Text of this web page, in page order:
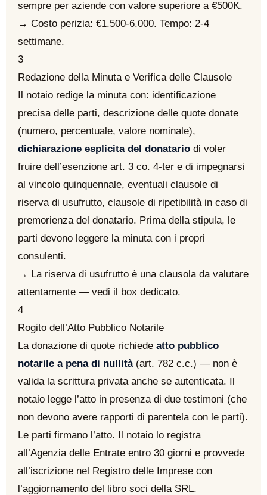
sempre per aziende con valore superiore a €500K.
→ Costo perizia: €1.500-6.000. Tempo: 2-4
settimane.
3
Redazione della Minuta e Verifica delle Clausole
Il notaio redige la minuta con: identificazione
precisa delle parti, descrizione delle quote donate
(numero, percentuale, valore nominale),
dichiarazione esplicita del donatario di voler
fruire dell’esenzione art. 3 co. 4-ter e di impegnarsi
al vincolo quinquennale, eventuali clausole di
riserva di usufrutto, clausole di ripetibilità in caso di
premorienza del donatario. Prima della stipula, le
parti devono leggere la minuta con i propri
consulenti.
→ La riserva di usufrutto è una clausola da valutare
attentamente — vedi il box dedicato.
4
Rogito dell’Atto Pubblico Notarile
La donazione di quote richiede atto pubblico
notarile a pena di nullità(art. 782 c.c.) — non è
valida la scrittura privata anche se autenticata. Il
notaio legge l’atto in presenza di due testimoni (che
non devono avere rapporti di parentela con le parti).
Le parti firmano l’atto. Il notaio lo registra
all’Agenzia delle Entrate entro 30 giorni e provvede
all’iscrizione nel Registro delle Imprese con
l’aggiornamento del libro soci della SRL.